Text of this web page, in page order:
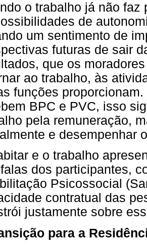
o trabalho já não
de
um sentimento de
futuras de sair
que os
ao trabalho, às
funções
BPC e PVC, isso
pela remuneração,
e desempenhar
e o trabalho
dos participantes,
Psicossocial
contratual das
justamente sobre
para a